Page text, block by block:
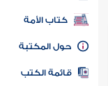
كتب PDF
كتاب الأمة
المكتبة